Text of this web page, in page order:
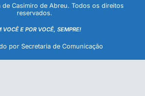
Casimiro de Abreu. Todos os direitos
reservados.
VOCÊ E POR VOCÊ, SEMPRE!
por Secretaria de Comunicação